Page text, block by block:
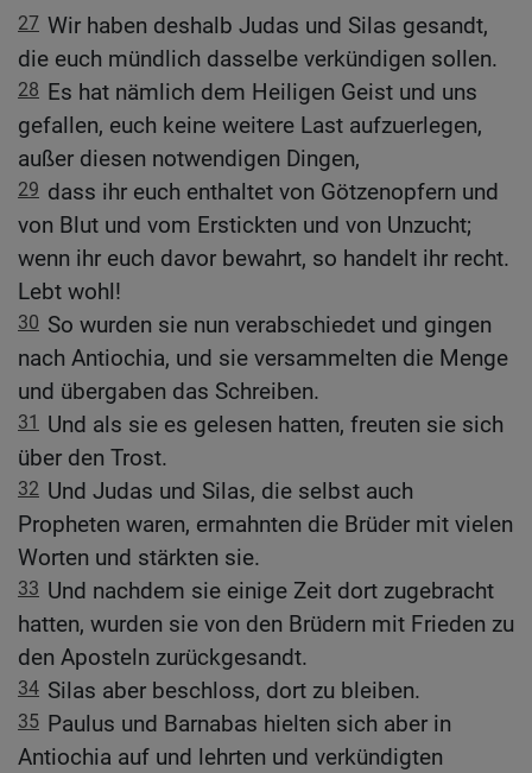
27 Wir haben deshalb Judas und Silas gesandt,
die euch mündlich dasselbe verkündigen sollen.
28 Es hat nämlich dem Heiligen Geist und uns
gefallen, euch keine weitere Last aufzuerlegen,
außer diesen notwendigen Dingen,
29 dass ihr euch enthaltet von Götzenopfern und
von Blut und vom Erstickten und von Unzucht;
wenn ihr euch davor bewahrt, so handelt ihr recht.
Lebt wohl!
30 So wurden sie nun verabschiedet und gingen
nach Antiochia, und sie versammelten die Menge
und übergaben das Schreiben.
31
Und als sie es gelesen hatten, freuten sie sich
über den Trost.
32 Und Judas und Silas, die selbst auch
Propheten waren, ermahnten die Brüder mit vielen
Worten und stärkten sie.
33 Und nachdem sie einige Zeit dort zugebracht
hatten, wurden sie von den Brüdern mit Frieden zu
den Aposteln zurückgesandt.
34 Silas aber beschloss, dort zu bleiben.
35 Paulus und Barnabas hielten sich aber in
Antiochia auf und lehrten und verkündigten